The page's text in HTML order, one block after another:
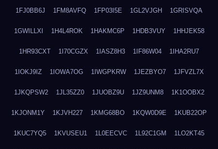
1FJ0BB6J 1FM8AVFQ 1FP03I5E 1GL2VJGH 1GRISVQA
1GWILLXI 1H4L4ROK 1HAKMC6P 1HDB3VUY 1HHJEK58
1HR93CXT 1I70CGZX 1IASZ8H3 1IF86W04 1IHA2RU7
1IOKJ9IZ 1IOWA7OG 1IWGPKRW 1JEZBYO7 1JFVZL7X
1JKQPSW2 1JL35ZZ0 1JUOBZ9U 1JZ9UNM8 1K1OOBX2
1KJONM1Y 1KJVH227 1KMG68BO 1KQW0D9E 1KUB22OP
1KUC7YQ5 1KVUSEU1 1L0EECVC 1L92C1GM 1LO2KT45